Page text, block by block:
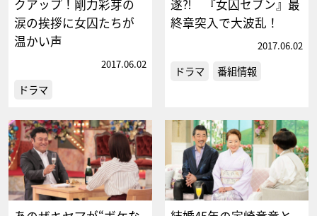
クアップ！剛力彩芽の
涙の挨拶に女囚たちが
温かい声
2017.06.02
ドラマ
遂⁈ 『女囚セブン』最
終章突入で大波乱！
2017.06.02
ドラマ 番組情報